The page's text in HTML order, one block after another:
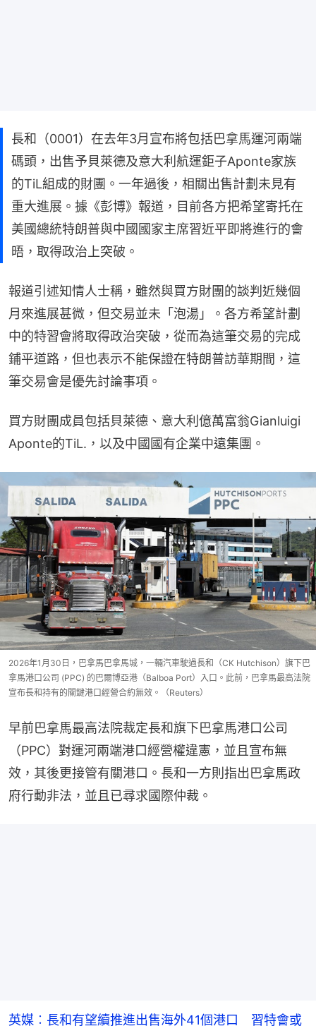
長和（0001）在去年3月宣布將包括巴拿馬運河兩端
碼頭，出售予貝萊德及意大利航運鉅子Aponte家族
的TiL組成的財團。一年過後，相關出售計劃未見有
重大進展。據《彭博》報道，目前各方把希望寄托在
美國總統特朗普與中國國家主席習近平即將進行的會
晤，取得政治上突破。
報道引述知情人士稱，雖然與買方財團的談判近幾個
月來進展甚微，但交易並未「泡湯」。各方希望計劃
中的特習會將取得政治突破，從而為這筆交易的完成
鋪平道路，但也表示不能保證在特朗普訪華期間，這
筆交易會是優先討論事項。
買方財團成員包括貝萊德、意大利億萬富翁Gianluigi
Aponte的TiL.，以及中國國有企業中遠集團。
2026年1月30日，巴拿馬巴拿馬城，一輛汽車駛過長和（CK Hutchison）旗下巴
拿馬港口公司 (PPC) 的巴爾博亞港（Balboa Port）入口。此前，巴拿馬最高法院
宣布長和持有的關鍵港口經營合約無效。（Reuters）
早前巴拿馬最高法院裁定長和旗下巴拿馬港口公司
（PPC）對運河兩端港口經營權違憲，並且宣布無
效，其後更接管有關港口。長和一方則指出巴拿馬政
府行動非法，並且已尋求國際仲裁。
英媒︰長和有望續推進出售海外41個港口 習特會或